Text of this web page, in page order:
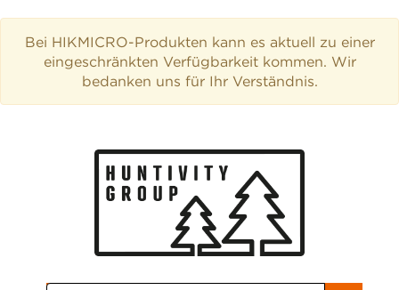
Bei HIKMICRO-Produkten kann es aktuell zu einer
eingeschränkten Verfügbarkeit kommen. Wir
bedanken uns für Ihr Verständnis.